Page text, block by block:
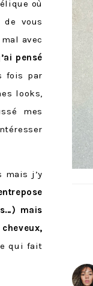
où
vous
avec
pensé
fois par
looks,
mes
mais j’y
mais
qui fait